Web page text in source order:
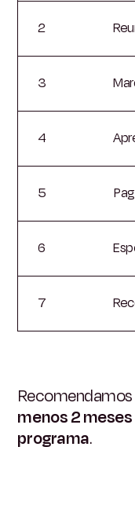
2
3
4
5
6
7
Recomendamos
menos 2
programa.